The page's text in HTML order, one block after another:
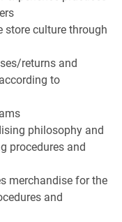
store culture through
returns and
to
philosophy and
procedures and
merchandise for the
and